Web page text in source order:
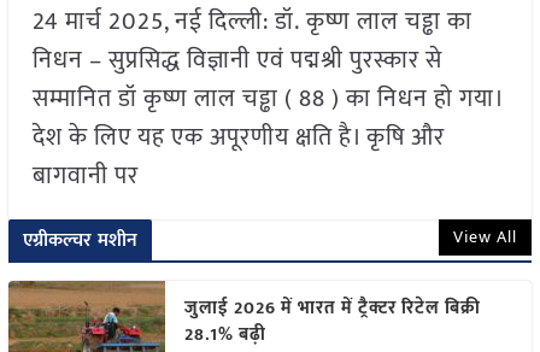
24 मार्च 2025, नई दिल्ली: डॉ. कृष्ण लाल चड्ढा का
निधन – सुप्रसिद्ध विज्ञानी एवं पद्मश्री पुरस्कार से
सम्मानित डॉ कृष्ण लाल चड्ढा ( 88 ) का निधन हो गया।
देश के लिए यह एक अपूरणीय क्षति है। कृषि और
बागवानी पर
एग्रीकल्चर मशीन View All
जुलाई 2026 में भारत में ट्रैक्टर रिटेल बिक्री
28.1% बढ़ी